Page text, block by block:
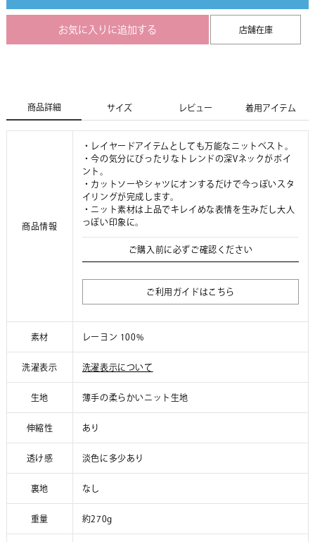
お気に入りに追加する 店舗在庫
商品詳細 サイズ レビュー 着用アイテム
商品情報
・レイヤードアイテムとしても万能なニットベスト。
・今の気分にぴったりなトレンドの深Vネックがポイ
ント。
・カットソーやシャツにオンするだけで今っぽいスタ
イリングが完成します。
・ニット素材は上品でキレイめな表情を生みだし大人
っぽい印象に。
ご購入前に必ずご確認ください
ご利用ガイドはこちら
素材 レーヨン 100%
洗濯表示 洗濯表示について
生地 薄手の柔らかいニット生地
伸縮性 あり
透け感 淡色に多少あり
裏地 なし
重量 約270g